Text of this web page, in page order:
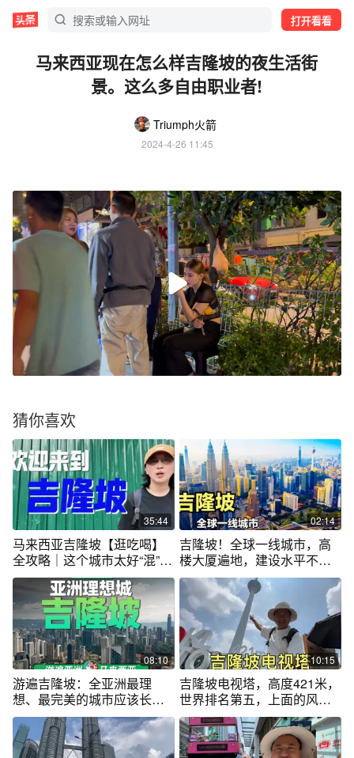
打开看看
马来西亚现在怎么样吉隆坡的夜生活街
景。这么多自由职业者!
Triumph火箭
2024-4-26 11:45
猜你喜欢
35:44
马来西亚吉隆坡【逛吃喝】
全攻略｜这个城市太好“混”
了！
02:14
吉隆坡！全球一线城市，高
楼大厦遍地，建设水平不输
北上广深
08:10
游遍吉隆坡：全亚洲最理
想、最完美的城市应该长什
么样？
10:15
吉隆坡电视塔，高度421米，
世界排名第五，上面的风景
太棒了